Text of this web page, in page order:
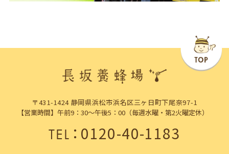
〒431-1424 静岡県浜松市浜名区三ヶ日町下尾奈97-1
【営業時間】午前9：30～午後5：00（毎週水曜・第2火曜定休）
TEL：0120-40-1183